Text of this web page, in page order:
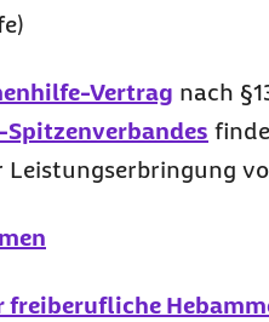
Vertrag nach
Spitzenverbandes